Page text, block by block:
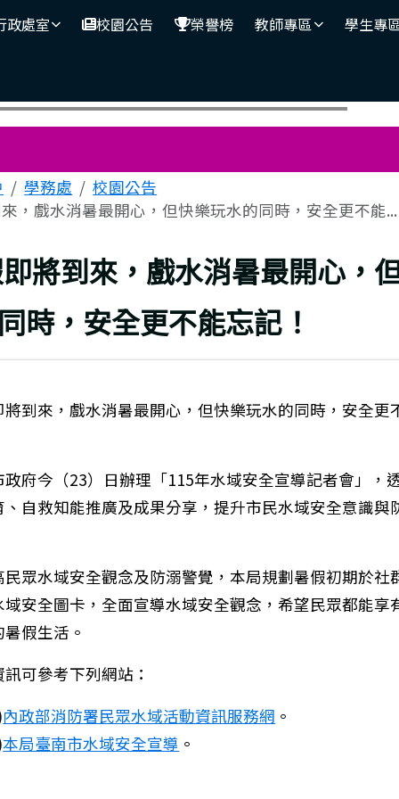
政處室 校園公告 榮譽榜 教師專區 學生專
域學務處
校園公告
，戲水消暑最開心，但快樂玩水的同時，安全更不能...
將到來，戲水消暑最開心，
時，安全更不能忘記！
南市政府宣布6/26 (週五)全市停班停課。
將到來，戲水消暑最開心，但快樂玩水的同時，安全更
政府今（23）日辦理「115年水域安全宣導記者會」，
、自救知能推廣及成果分享，提升市民水域安全意識與
民眾水域安全觀念及防溺警覺，本局規劃暑假初期於社
域安全圖卡，全面宣導水域安全觀念，希望民眾都能享
假生活。
可參考下列網站：
內政部消防署民眾水域活動資訊服務網 。
本局臺南市水域安全宣導 。